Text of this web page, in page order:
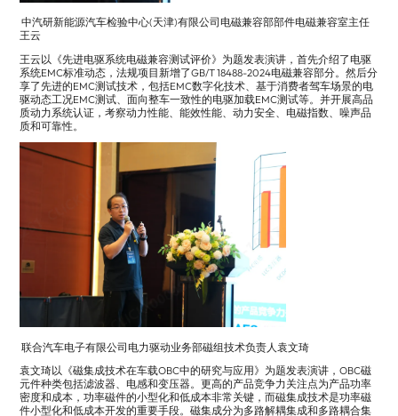
中汽研新能源汽车检验中心(天津)有限公司电磁兼容部部件电磁兼容室主任
王云
王云以《先进电驱系统电磁兼容测试评价》为题发表演讲，首先介绍了电驱
系统EMC标准动态，法规项目新增了GB/T 18488-2024电磁兼容部分。然后分
享了先进的EMC测试技术，包括EMC数字化技术、基于消费者驾车场景的电
驱动态工况EMC测试、面向整车一致性的电驱加载EMC测试等。并开展高品
质动力系统认证，考察动力性能、能效性能、动力安全、电磁指数、噪声品
质和可靠性。
联合汽车电子有限公司电力驱动业务部磁组技术负责人袁文琦
袁文琦以《磁集成技术在车载OBC中的研究与应用》为题发表演讲，OBC磁
元件种类包括滤波器、电感和变压器。更高的产品竞争力关注点为产品功率
密度和成本，功率磁件的小型化和低成本非常关键，而磁集成技术是功率磁
件小型化和低成本开发的重要手段。磁集成分为多路解耦集成和多路耦合集